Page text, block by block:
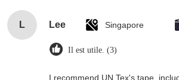
L Lee Singapore
Il est utile. (3)
I recommend UN.Tex's tape,